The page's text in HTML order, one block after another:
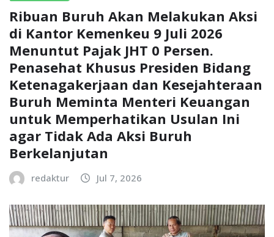
Ribuan Buruh Akan Melakukan Aksi
di Kantor Kemenkeu 9 Juli 2026
Menuntut Pajak JHT 0 Persen.
Penasehat Khusus Presiden Bidang
Ketenagakerjaan dan Kesejahteraan
Buruh Meminta Menteri Keuangan
untuk Memperhatikan Usulan Ini
agar Tidak Ada Aksi Buruh
Berkelanjutan
redaktur Jul 7, 2026